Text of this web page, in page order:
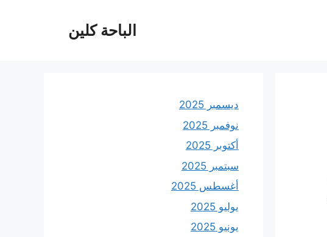
الباحة كلين
ديسمبر 2025
نوفمبر 2025
أكتوبر 2025
سبتمبر 2025
أغسطس 2025
يوليو 2025
يونيو 2025